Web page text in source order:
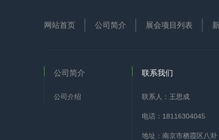
网站首页 公司简介 展会项目列表
公司简介
公司介绍
联系我们
联系人：王思成
电话：18116304045
地址：南京市栖霞区八卦